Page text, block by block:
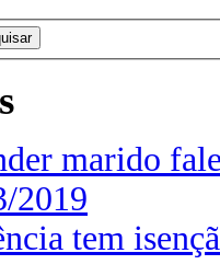
marido
2019
tem